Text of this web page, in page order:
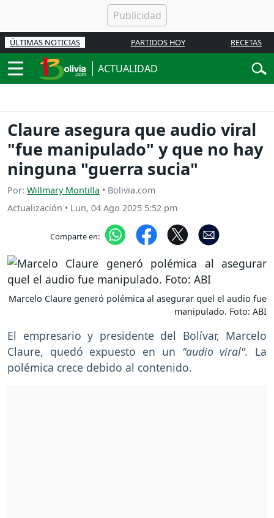
ÚLTIMAS NOTICIAS PARTIDOS HOY RECETAS
ACTUALIDAD
Claure asegura que audio viral
"fue manipulado" y que no hay
ninguna "guerra sucia"
Por: Willmary Montilla • Bolivia.com
Actualización • Lun, 04 Ago 2025 5:52 pm
Comparte en:
Marcelo Claure generó polémica al asegurar quel el audio fue
manipulado. Foto: ABI
El empresario y presidente del Bolívar, Marcelo
Claure, quedó expuesto en un "audio viral". La
polémica crece debido al contenido.